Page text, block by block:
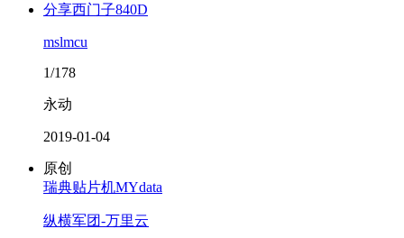
分享西门子840D
mslmcu
1/178
永动
2019-01-04
原创
瑞典贴片机MYdata
纵横军团-万里云